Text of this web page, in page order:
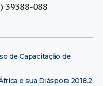
39388-088
de Capacitação de
e sua Diáspora 2018.2